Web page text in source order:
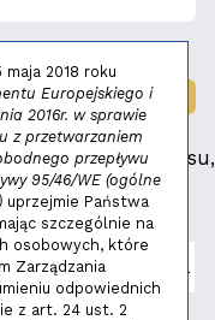
FENIKS 2025
dotyczące serwisu,
2018 roku
Europejskiego i
2016r. w sprawie
z przetwarzaniem
przepływu
95/46/WE (ogólne
uprzejmie Państwa
szczególnie na
osobowych, które
Zarządzania
odpowiednich
z art. 24 ust. 2